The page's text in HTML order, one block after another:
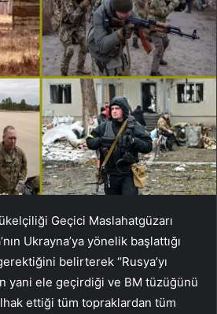
Geçici Maslahatgüzarı
Ukrayna’ya yönelik başlattığı
belirterek “Rusya’yı
yani ele geçirdiği ve BM tüzüğünü
ettiği tüm topraklardan tüm